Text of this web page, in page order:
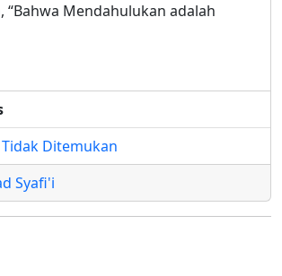
“Bahwa Mendahulukan adalah
Ditemukan
Syafi'i